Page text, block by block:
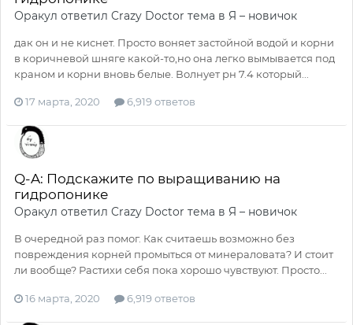
Оракул ответил Crazy Doctor тема в Я – новичок
дак он и не киснет. Просто воняет застойной водой и корни
в коричневой шняге какой-то,но она легко вымывается под
краном и корни вновь белые. Волнует рн 7.4 который...
17 марта, 2020 6,919 ответов
Q-A: Подскажите по выращиванию на
гидропонике
Оракул ответил Crazy Doctor тема в Я – новичок
В очередной раз помог. Как считаешь возможно без
повреждения корней промыться от минераловата? И стоит
ли вообще? Растихи себя пока хорошо чувствуют. Просто...
16 марта, 2020 6,919 ответов